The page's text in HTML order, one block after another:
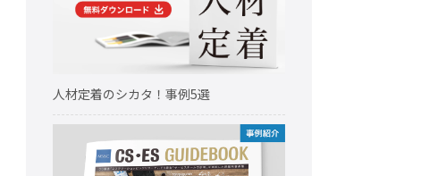
人材定着のシカタ！事例5選